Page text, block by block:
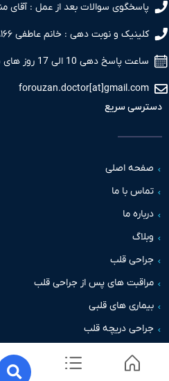
سوالات بعد از عمل : آقای منتظری 09304516119
و نوبت دهی : خانم عاطفی ۰۹۱۰۴۸۰۸۱۶۶- 02149796289
دهی 10 الی 17 روز های شنبه الی چهارشنبه
سریع
اصلی
با ما
ما
قلب
های پس از جراحی قلب
های قلبی
دریچه قلب